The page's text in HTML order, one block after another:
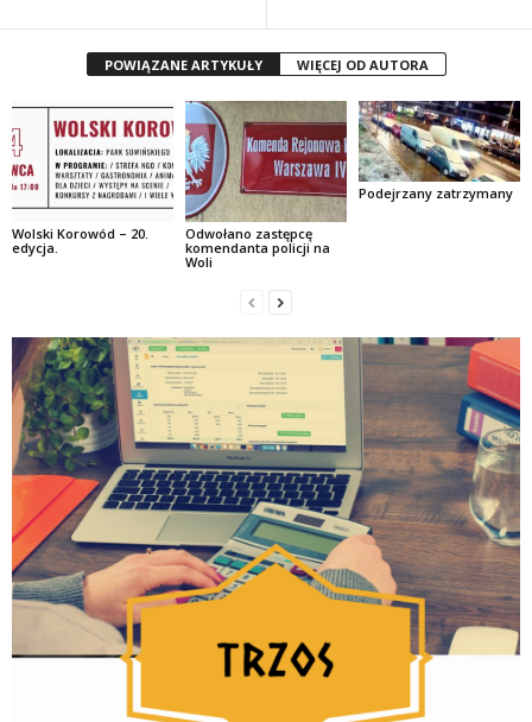
POWIĄZANE ARTYKUŁY WIĘCEJ OD AUTORA
Wolski Korowód – 20.
edycja.
Odwołano zastępcę
komendanta policji na
Woli
Podejrzany zatrzymany